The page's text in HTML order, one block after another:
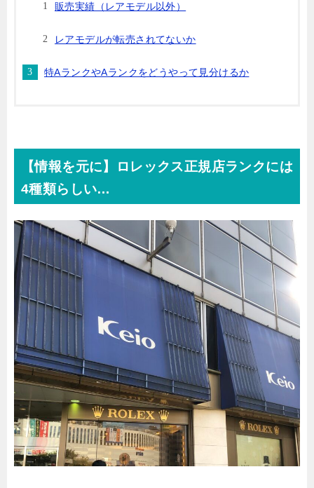
販売実績（レアモデル以外）
レアモデルが転売されてないか
特AランクやAランクをどうやって見分けるか
【情報を元に】ロレックス正規店ランクには
4種類らしい…